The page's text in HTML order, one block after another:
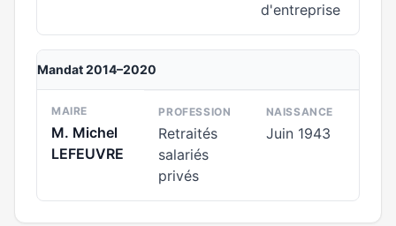
d'entreprise
Mandat 2014–2020
MAIRE
M. Michel
LEFEUVRE
PROFESSION
Retraités
salariés
privés
NAISSANCE
Juin 1943